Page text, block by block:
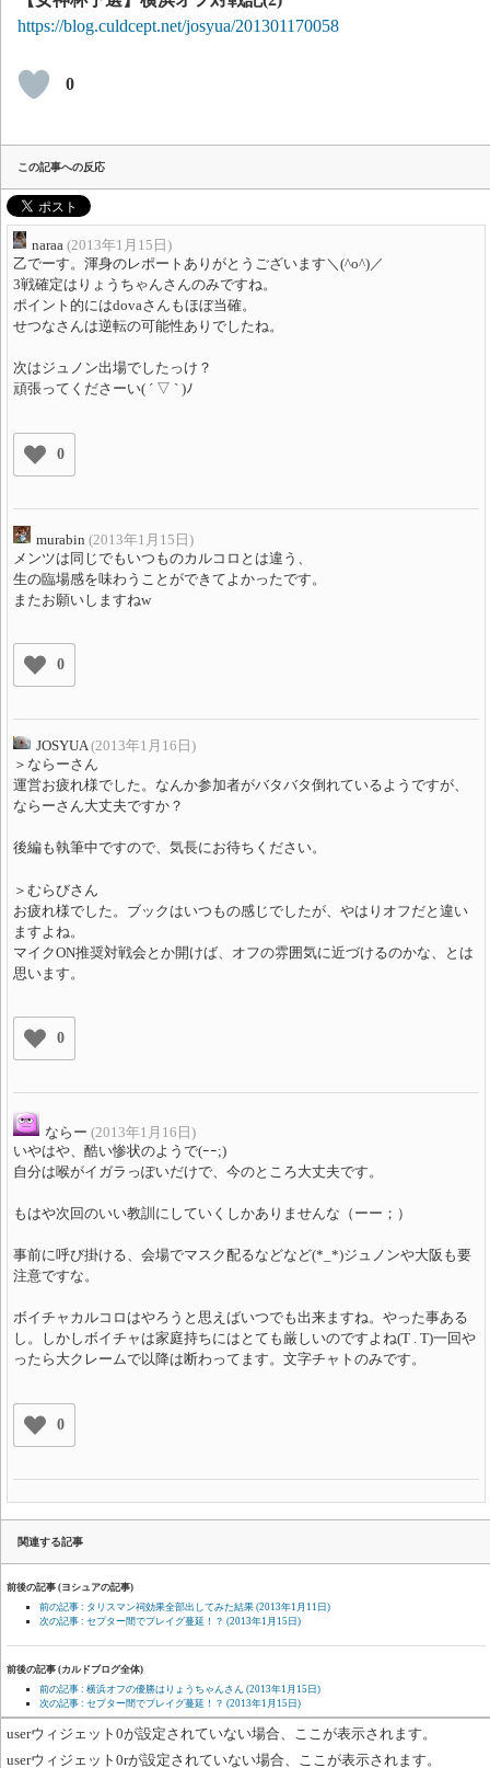
https://blog.culdcept.net/josyua/201301170058
0
この記事への反応
naraa (2013年1月15日)
乙でーす。渾身のレポートありがとうございます＼(^o^)／
3戦確定はりょうちゃんさんのみですね。
ポイント的にはdovaさんもほぼ当確。
せつなさんは逆転の可能性ありでしたね。
次はジュノン出場でしたっけ？
頑張ってくださーい( ´ ▽ ` )ﾉ
0
murabin (2013年1月15日)
メンツは同じでもいつものカルコロとは違う、
生の臨場感を味わうことができてよかったです。
またお願いしますねw
0
JOSYUA(2013年1月16日)
＞ならーさん
運営お疲れ様でした。なんか参加者がバタバタ倒れているようですが、
ならーさん大丈夫ですか？
後編も執筆中ですので、気長にお待ちください。
＞むらびさん
お疲れ様でした。ブックはいつもの感じでしたが、やはりオフだと違い
ますよね。
マイクON推奨対戦会とか開けば、オフの雰囲気に近づけるのかな、とは
思います。
0
ならー (2013年1月16日)
いやはや、酷い惨状のようで(ｰｰ;)
自分は喉がイガラっぽいだけで、今のところ大丈夫です。
もはや次回のいい教訓にしていくしかありませんな（ーー；）
事前に呼び掛ける、会場でマスク配るなどなど(*_*)ジュノンや大阪も要
注意ですな。
ボイチャカルコロはやろうと思えばいつでも出来ますね。やった事ある
し。しかしボイチャは家庭持ちにはとても厳しいのですよね(T . T)一回や
ったら大クレームで以降は断わってます。文字チャトのみです。
0
関連する記事
前後の記事 (ヨシュアの記事)
前の記事 : タリスマン祠効果全部出してみた結果 (2013年1月11日)
次の記事 : セプター間でプレイグ蔓延！？ (2013年1月15日)
前後の記事 (カルドブログ全体)
前の記事 : 横浜オフの優勝はりょうちゃんさん (2013年1月15日)
次の記事 : セプター間でプレイグ蔓延！？ (2013年1月15日)
userウィジェット0が設定されていない場合、ここが表示されます。
userウィジェット0rが設定されていない場合、ここが表示されます。